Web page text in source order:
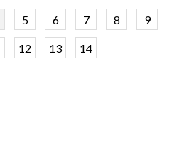
5 6 7 8 9
12 13 14